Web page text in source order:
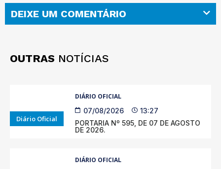
DEIXE UM COMENTÁRIO
OUTRAS NOTÍCIAS
Diário Oficial
DIÁRIO OFICIAL
07/08/2026
13:27
PORTARIA Nº 595, DE 07 DE AGOSTO
DE 2026.
DIÁRIO OFICIAL